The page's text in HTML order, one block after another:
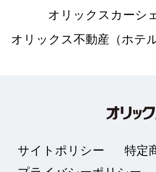
オリックスカーシ
オリックス不動産（ホテ
サイトポリシー
特定